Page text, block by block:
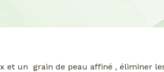
et un grain de peau affiné , éliminer